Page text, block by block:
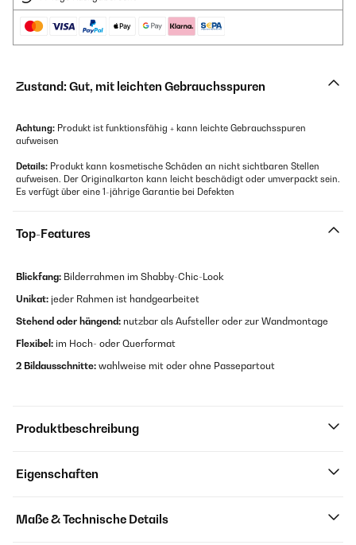
Zustand: Gut, mit leichten Gebrauchsspuren
Achtung: Produkt ist funktionsfähig + kann leichte Gebrauchsspuren
aufweisen
Details: Produkt kann kosmetische Schäden an nicht sichtbaren Stellen
aufweisen. Der Originalkarton kann leicht beschädigt oder umverpackt sein.
Es verfügt über eine 1-jährige Garantie bei Defekten
Top-Features
Blickfang: Bilderrahmen im Shabby-Chic-Look
Unikat: jeder Rahmen ist handgearbeitet
Stehend oder hängend: nutzbar als Aufsteller oder zur Wandmontage
Flexibel: im Hoch- oder Querformat
2 Bildausschnitte: wahlweise mit oder ohne Passepartout
Produktbeschreibung
Eigenschaften
Maße & Technische Details